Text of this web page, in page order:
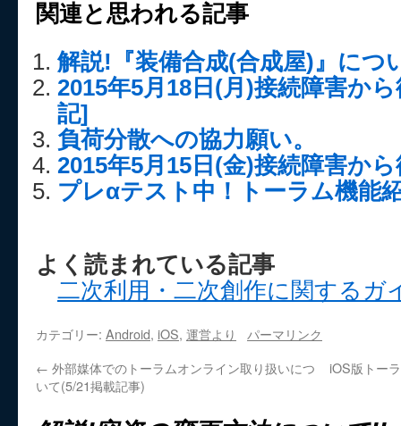
関連と思われる記事
解説!『装備合成(合成屋)』につ
2015年5月18日(月)接続障害か
記]
負荷分散への協力願い。
2015年5月15日(金)接続障害か
プレαテスト中！トーラム機能
よく読まれている記事
二次利用・二次創作に関するガ
カテゴリー: Android, iOS, 運営より
パーマリンク
← 外部媒体でのトーラムオンライン取り扱いにつ
いて(5/21掲載記事)
iOS版トー